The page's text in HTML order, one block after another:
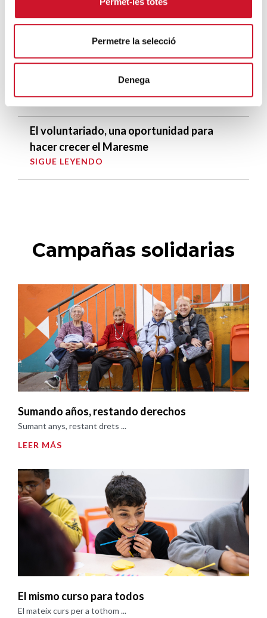
Permetre la selecció
Denega
Cáritas Barcelona acompaña a más de
4.100 personas en el dispositivo
extraordinario de regularización
La campana que canvia vides
SIGUE LEYENDO
El voluntariado, una oportunidad para
hacer crecer el Maresme
SIGUE LEYENDO
Campañas solidarias
Sumando años, restando derechos
Sumant anys, restant drets ...
LEER MÁS
El mismo curso para todos
El mateix curs per a tothom ...